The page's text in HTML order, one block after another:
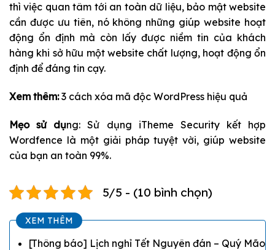
thì việc quan tâm tới an toàn dữ liệu, bảo mật website
cần được ưu tiên, nó không những giúp website hoạt
động ổn định mà còn lấy được niềm tin của khách
hàng khi sở hữu một website chất lượng, hoạt động ổn
định để đáng tin cạy.
Xem thêm:3 cách xóa mã độc WordPress hiệu quả
Mẹo sử dụng: Sử dụng iTheme Security kết hợp
Wordfence là một giải pháp tuyệt vời, giúp website
của bạn an toàn 99%.
5/5 - (10 bình chọn)
XEM THÊM
[Thông báo] Lịch nghỉ Tết Nguyên đán – Quý Mão